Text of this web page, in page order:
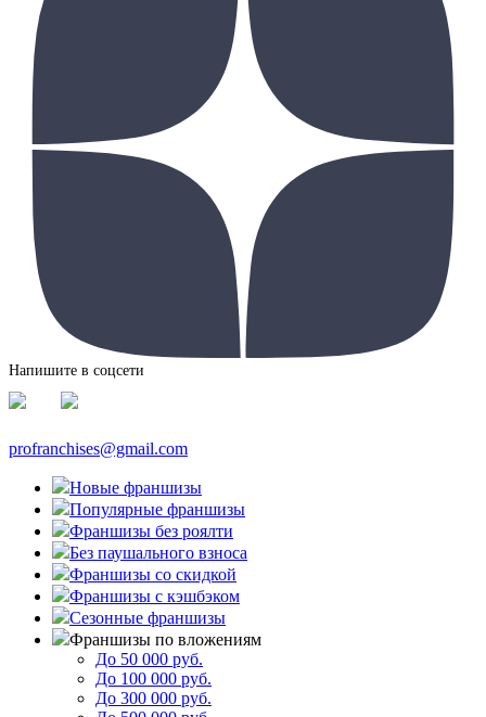
Напишите в соцсети
profranchises@gmail.com
Новые франшизы
Популярные франшизы
Франшизы без роялти
Без паушального взноса
Франшизы со скидкой
Франшизы с кэшбэком
Сезонные франшизы
Франшизы по вложениям
До 50 000 руб.
До 100 000 руб.
До 300 000 руб.